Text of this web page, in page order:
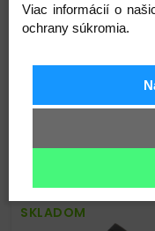
Súvisiace
SKLADOM
Viac informácií o
ochrany súkromia.